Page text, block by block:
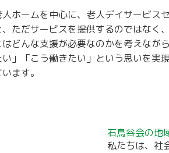
ホームを中心に、老人デイサービス
ただサービスを提供するのではなく
どんな支援が必要なのかを考えなが
」「こう働きたい」という思いを
ます。
石鳥谷会の地
私たちは、社